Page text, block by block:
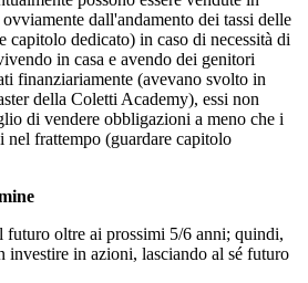
dall'andamento dei tassi delle
capitolo dedicato) in caso di necessità di
in casa e avendo dei genitori
finanziariamente (avevano svolto in
della Coletti Academy), essi non
di vendere obbligazioni a meno che i
nel frattempo (guardare capitolo
futuro oltre ai prossimi 5/6 anni; quindi,
investire in azioni, lasciando al sé futuro